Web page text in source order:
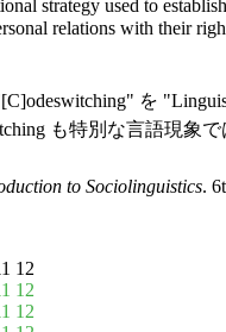
strategy used to
relations with their
を
も特別な言語現象
to Sociolinguistics.
12
12
12